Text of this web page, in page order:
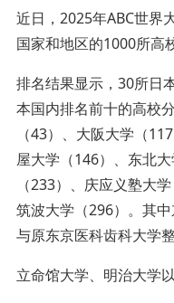
近日，2025年ABC世界
国家和地区的1000所高
排名结果显示，30所日
本国内排名前十的高校
（43）、大阪大学（
屋大学（146）、东北
（233）、庆应义塾大
筑波大学（296）。其
与原东京医科齿科大学
立命馆大学、明治大学